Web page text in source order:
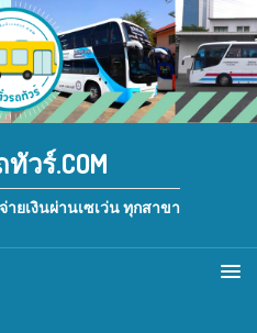
วร์.COM
ยเงินผ่านเซเว่น ทุกสาขา